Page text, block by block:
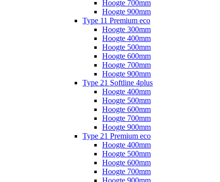
Hoogte 700mm
Hoogte 900mm
Type 11 Premium eco
Hoogte 300mm
Hoogte 400mm
Hoogte 500mm
Hoogte 600mm
Hoogte 700mm
Hoogte 900mm
Type 21 Softline 4plus
Hoogte 400mm
Hoogte 500mm
Hoogte 600mm
Hoogte 700mm
Hoogte 900mm
Type 21 Premium eco
Hoogte 400mm
Hoogte 500mm
Hoogte 600mm
Hoogte 700mm
Hoogte 900mm